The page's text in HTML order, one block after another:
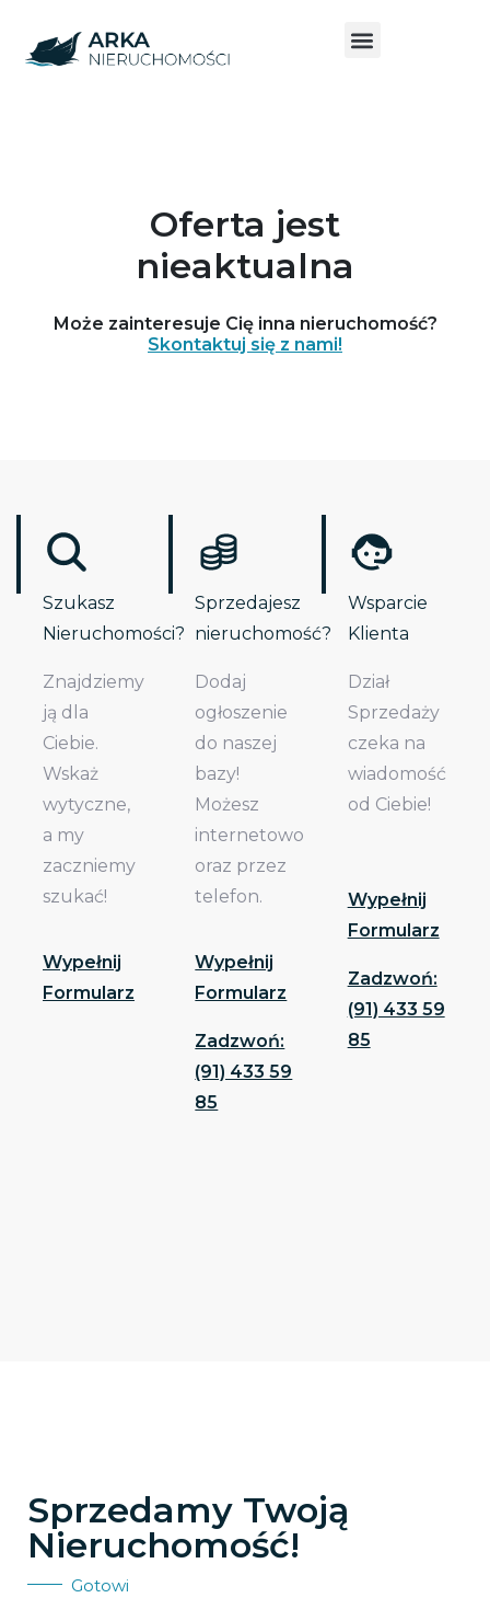
Oferta jest
nieaktualna
Może zainteresuje Cię inna nieruchomość?
Skontaktuj się z nami!
Szukasz
Nieruchomości?
Znajdziemy
ją dla
Ciebie.
Wskaż
wytyczne,
a my
zaczniemy
szukać!
Wypełnij
Formularz
Sprzedajesz
nieruchomość?
Dodaj
ogłoszenie
do naszej
bazy!
Możesz
internetowo
oraz przez
telefon.
Wypełnij
Formularz
Zadzwoń:
(91) 433 59
85
Wsparcie
Klienta
Dział
Sprzedaży
czeka na
wiadomość
od Ciebie!
Wypełnij
Formularz
Zadzwoń:
(91) 433 59
85
Sprzedamy Twoją
Nieruchomość!
Gotowi